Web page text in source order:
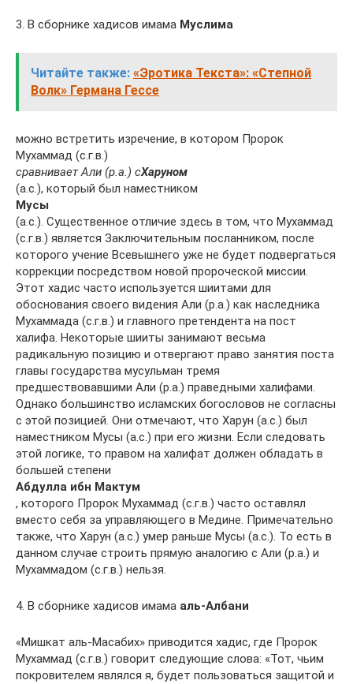
3. В сборнике хадисов имама Муслима
Читайте также: «Эротика Текста»: «Степной
Волк» Германа Гессе
можно встретить изречение, в котором Пророк
Мухаммад (с.г.в.)
сравнивает Али (р.а.) сХаруном
(а.с.), который был наместником
Мусы
(а.с.). Существенное отличие здесь в том, что Мухаммад
(с.г.в.) является Заключительным посланником, после
которого учение Всевышнего уже не будет подвергаться
коррекции посредством новой пророческой миссии.
Этот хадис часто используется шиитами для
обоснования своего видения Али (р.а.) как наследника
Мухаммада (с.г.в.) и главного претендента на пост
халифа. Некоторые шииты занимают весьма
радикальную позицию и отвергают право занятия поста
главы государства мусульман тремя
предшествовавшими Али (р.а.) праведными халифами.
Однако большинство исламских богословов не согласны
с этой позицией. Они отмечают, что Харун (а.с.) был
наместником Мусы (а.с.) при его жизни. Если следовать
этой логике, то правом на халифат должен обладать в
большей степени
Абдулла ибн Мактум
, которого Пророк Мухаммад (с.г.в.) часто оставлял
вместо себя за управляющего в Медине. Примечательно
также, что Харун (а.с.) умер раньше Мусы (а.с.). То есть в
данном случае строить прямую аналогию с Али (р.а.) и
Мухаммадом (с.г.в.) нельзя.
4. В сборнике хадисов имама аль-Албани
«Мишкат аль-Масабих» приводится хадис, где Пророк
Мухаммад (с.г.в.) говорит следующие слова: «Тот, чьим
покровителем являлся я, будет пользоваться защитой и